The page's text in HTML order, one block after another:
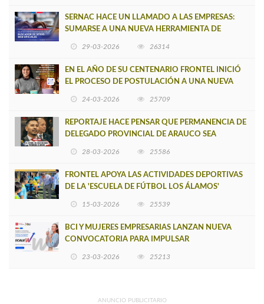
SERNAC HACE UN LLAMADO A LAS EMPRESAS:
SUMARSE A UNA NUEVA HERRAMIENTA DE
29-03-2026 26314
EN EL AÑO DE SU CENTENARIO FRONTEL INICIÓ
EL PROCESO DE POSTULACIÓN A UNA NUEVA
24-03-2026 25709
REPORTAJE HACE PENSAR QUE PERMANENCIA DE
DELEGADO PROVINCIAL DE ARAUCO SEA
28-03-2026 25586
FRONTEL APOYA LAS ACTIVIDADES DEPORTIVAS
DE LA 'ESCUELA DE FÚTBOL LOS ÁLAMOS'
15-03-2026 25539
BCI Y MUJERES EMPRESARIAS LANZAN NUEVA
CONVOCATORIA PARA IMPULSAR
23-03-2026 25213
ANUNCIO PUBLICITARIO